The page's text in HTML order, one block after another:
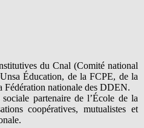
du Cnal (Comité national
Éducation, de la FCPE, de la
Fédération nationale des DDEN.
partenaire de l’École de la
coopératives, mutualistes et